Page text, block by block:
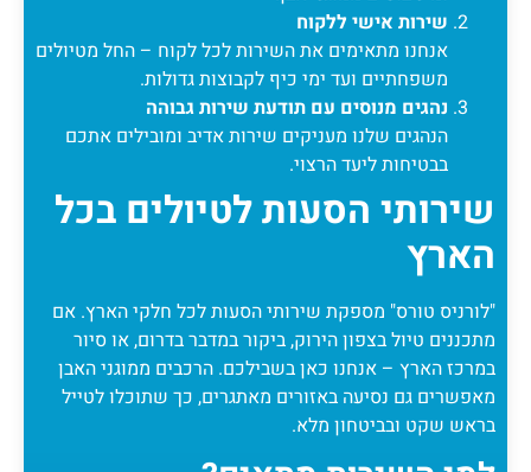
שירות אישי ללקוח
אנחנו מתאימים את השירות לכל לקוח – החל מטיולים
משפחתיים ועד ימי כיף לקבוצות גדולות.
נהגים מנוסים עם תודעת שירות גבוהה
הנהגים שלנו מעניקים שירות אדיב ומובילים אתכם
בבטיחות ליעד הרצוי.
שירותי הסעות לטיולים בכל
הארץ
"לורניס טורס" מספקת שירותי הסעות לכל חלקי הארץ. אם
מתכננים טיול בצפון הירוק, ביקור במדבר בדרום, או סיור
במרכז הארץ – אנחנו כאן בשבילכם. הרכבים ממוגני האבן
מאפשרים גם נסיעה באזורים מאתגרים, כך שתוכלו לטייל
בראש שקט ובביטחון מלא.